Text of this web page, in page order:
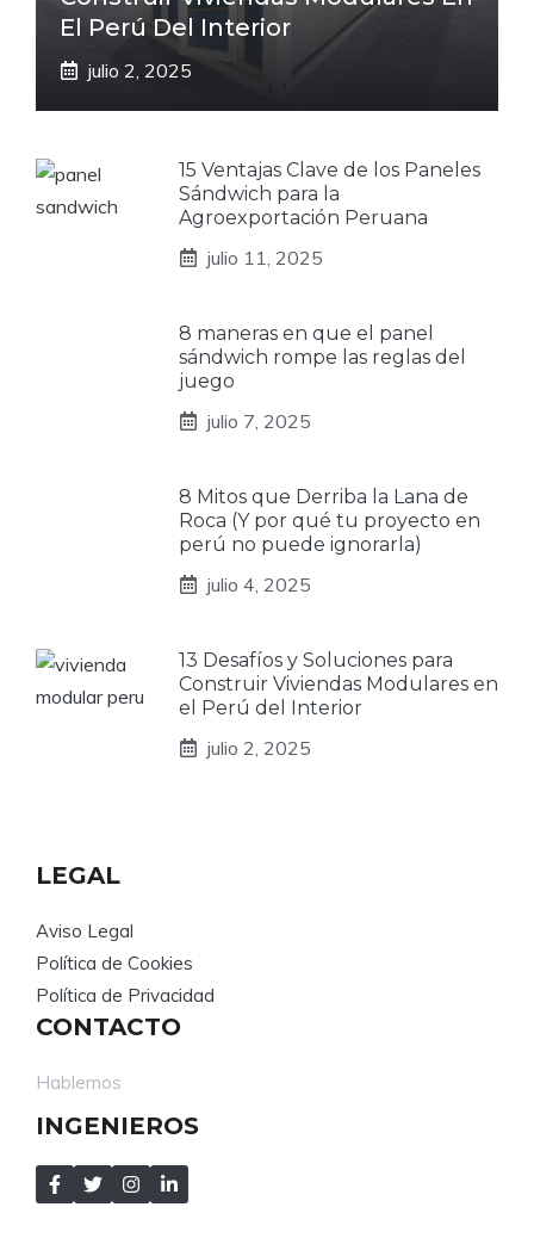
El Perú Del Interior
julio 2, 2025
15 Ventajas Clave de los Paneles
Sándwich para la
Agroexportación Peruana
julio 11, 2025
8 maneras en que el panel
sándwich rompe las reglas del
juego
julio 7, 2025
8 Mitos que Derriba la Lana de
Roca (Y por qué tu proyecto en
perú no puede ignorarla)
julio 4, 2025
13 Desafíos y Soluciones para
Construir Viviendas Modulares en
el Perú del Interior
julio 2, 2025
LEGAL
Aviso Legal
Política de Cookies
Política de Privacidad
CONTACTO
Hablemos
INGENIEROS